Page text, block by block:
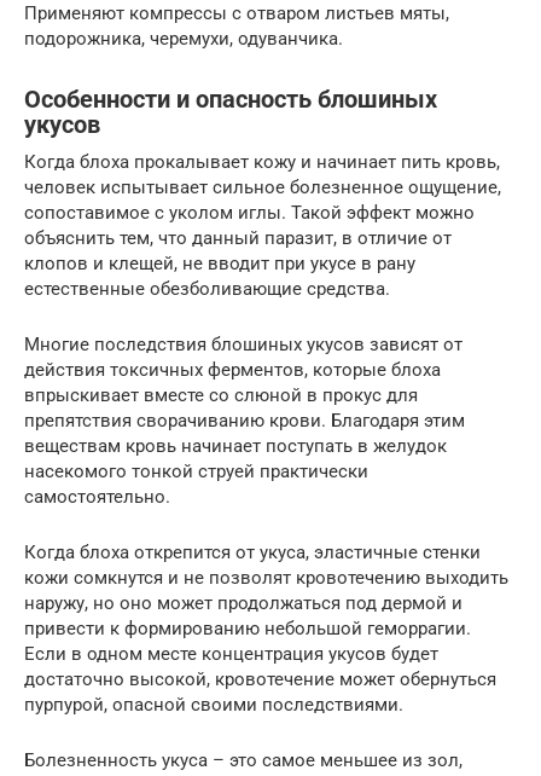
Применяют компрессы с отваром листьев мяты,
подорожника, черемухи, одуванчика.
Особенности и опасность блошиных
укусов
Когда блоха прокалывает кожу и начинает пить кровь,
человек испытывает сильное болезненное ощущение,
сопоставимое с уколом иглы. Такой эффект можно
объяснить тем, что данный паразит, в отличие от
клопов и клещей, не вводит при укусе в рану
естественные обезболивающие средства.
Многие последствия блошиных укусов зависят от
действия токсичных ферментов, которые блоха
впрыскивает вместе со слюной в прокус для
препятствия сворачиванию крови. Благодаря этим
веществам кровь начинает поступать в желудок
насекомого тонкой струей практически
самостоятельно.
Когда блоха открепится от укуса, эластичные стенки
кожи сомкнутся и не позволят кровотечению выходить
наружу, но оно может продолжаться под дермой и
привести к формированию небольшой геморрагии.
Если в одном месте концентрация укусов будет
достаточно высокой, кровотечение может обернуться
пурпурой, опасной своими последствиями.
Болезненность укуса – это самое меньшее из зол,